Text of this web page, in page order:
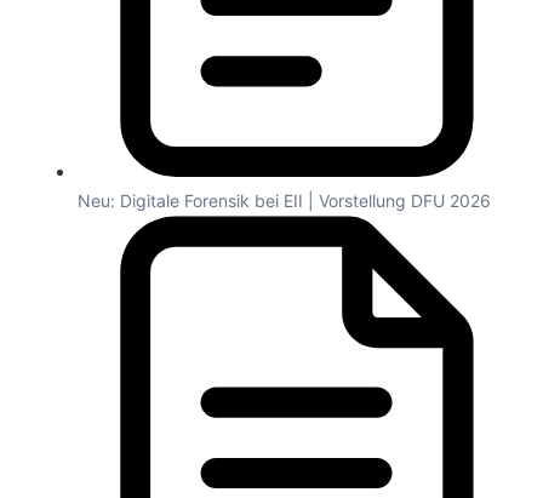
Neu: Digitale Forensik bei EII | Vorstellung DFU 2026